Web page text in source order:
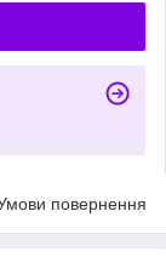
повернення